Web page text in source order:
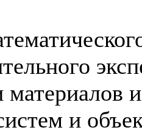
материалов
и